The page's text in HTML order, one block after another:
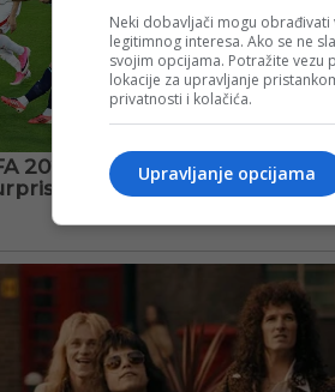
Neki dobavljači mogu
legitimnog interesa. Ako se ne
svojim opcijama. Potražite vezu
lokacije za upravljanje
privatnosti i kolačića.
Upravljanje opcijama